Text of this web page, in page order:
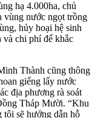
hạ 4.000ha, chủ
vùng nước ngọt trồng
hủy hoại hệ sinh
và chi phí để khắc
Thành cũng thông
giếng lấy nước
địa phương rà soát
Tháp Mười. “Khu
tôi sẽ hướng dẫn hỗ